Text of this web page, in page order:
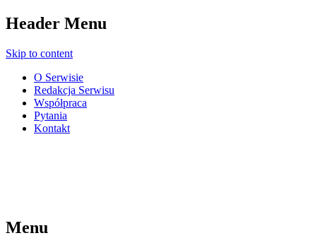
Header Menu
Skip to content
O Serwisie
Redakcja Serwisu
Współpraca
Pytania
Kontakt
Menu